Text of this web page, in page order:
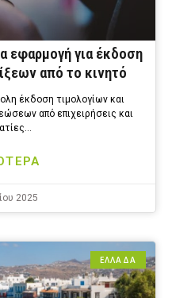
εφαρμογή για έκδοση
από το κινητό
έκδοση τιμολογίων και
από επιχειρήσεις και
2025
ΕΛΛΑΔΑ